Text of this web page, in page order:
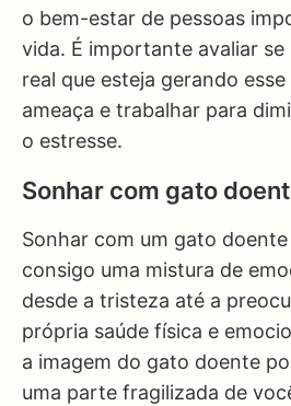
o bem-estar de pessoas
vida. É importante avaliar se
real que esteja gerando
ameaça e trabalhar para
o estresse.
Sonhar com gato
Sonhar com um gato
consigo uma mistura de
desde a tristeza até a
própria saúde física e
a imagem do gato doente
uma parte fragilizada de